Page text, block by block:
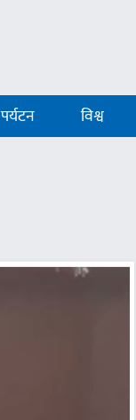
पर्यटन विश्व